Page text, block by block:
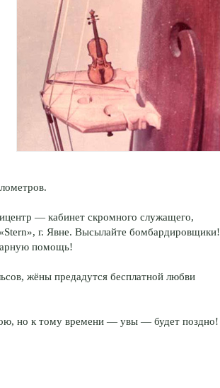
— кабинет скромного служащего,
г. Явне. Высылайте бомбардировщики!
помощь!
жёны предадутся бесплатной любви
но к тому времени — увы — будет поздно!